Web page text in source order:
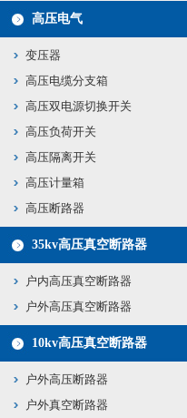
高压电气
变压器
高压电缆分支箱
高压双电源切换开关
高压负荷开关
高压隔离开关
高压计量箱
高压断路器
35kv高压真空断路器
户内高压真空断路器
户外高压真空断路器
10kv高压真空断路器
户外高压断路器
户外真空断路器